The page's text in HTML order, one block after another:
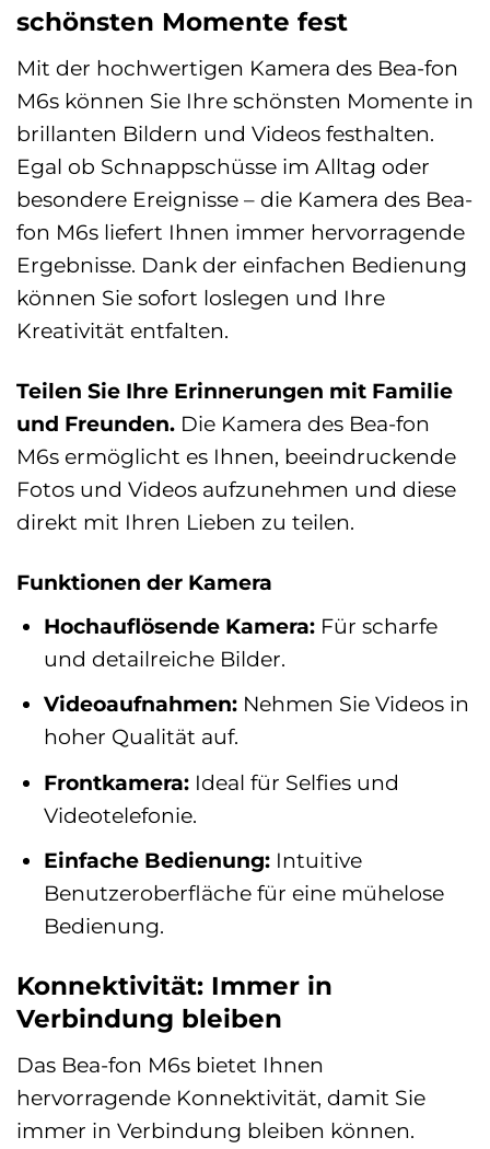
schönsten Momente fest
Mit der hochwertigen Kamera des Bea-fon
M6s können Sie Ihre schönsten Momente in
brillanten Bildern und Videos festhalten.
Egal ob Schnappschüsse im Alltag oder
besondere Ereignisse – die Kamera des Bea-
fon M6s liefert Ihnen immer hervorragende
Ergebnisse. Dank der einfachen Bedienung
können Sie sofort loslegen und Ihre
Kreativität entfalten.
Teilen Sie Ihre Erinnerungen mit Familie
und Freunden. Die Kamera des Bea-fon
M6s ermöglicht es Ihnen, beeindruckende
Fotos und Videos aufzunehmen und diese
direkt mit Ihren Lieben zu teilen.
Funktionen der Kamera
Hochauflösende Kamera: Für scharfe
und detailreiche Bilder.
Videoaufnahmen: Nehmen Sie Videos in
hoher Qualität auf.
Frontkamera: Ideal für Selfies und
Videotelefonie.
Einfache Bedienung: Intuitive
Benutzeroberfläche für eine mühelose
Bedienung.
Konnektivität: Immer in
Verbindung bleiben
Das Bea-fon M6s bietet Ihnen
hervorragende Konnektivität, damit Sie
immer in Verbindung bleiben können.